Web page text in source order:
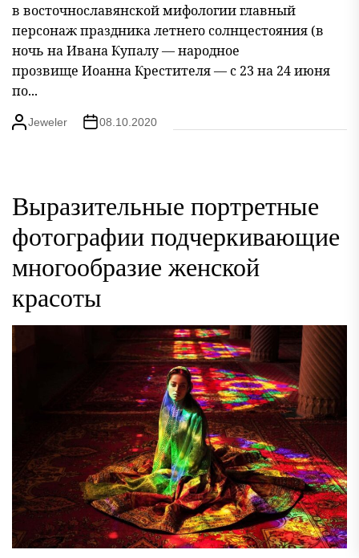
в восточнославянской мифологии главный
персонаж праздника летнего солнцестояния (в
ночь на Ивана Купалу — народное
прозвище Иоанна Крестителя — с 23 на 24 июня
по...
Jeweler 08.10.2020
Выразительные портретные
фотографии подчеркивающие
многообразие женской
красоты